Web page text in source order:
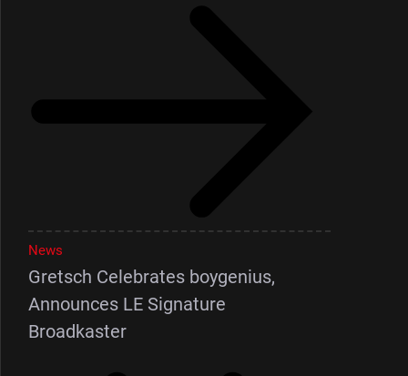
News
Gretsch Celebrates boygenius,
Announces LE Signature
Broadkaster